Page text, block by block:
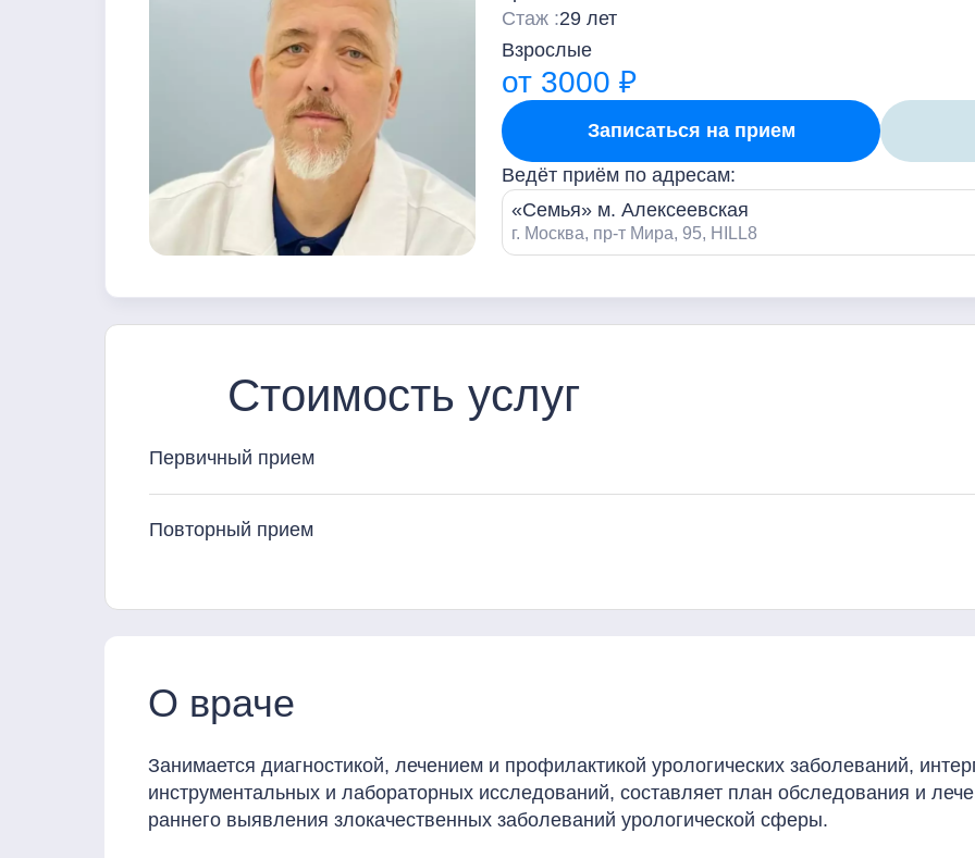
Стаж :29 лет
Взрослые
от 3000 ₽
Записаться на прием
Ведёт приём по адресам:
«Семья» м. Алексеевская
г. Москва, пр-т Мира, 95, HILL8
Стоимость услуг
Первичный прием
Повторный прием
О враче
Занимается диагностикой, лечением и профилактикой урологических заболеваний,
инструментальных и лабораторных исследований, составляет план обследования и
раннего выявления злокачественных заболеваний урологической сферы.